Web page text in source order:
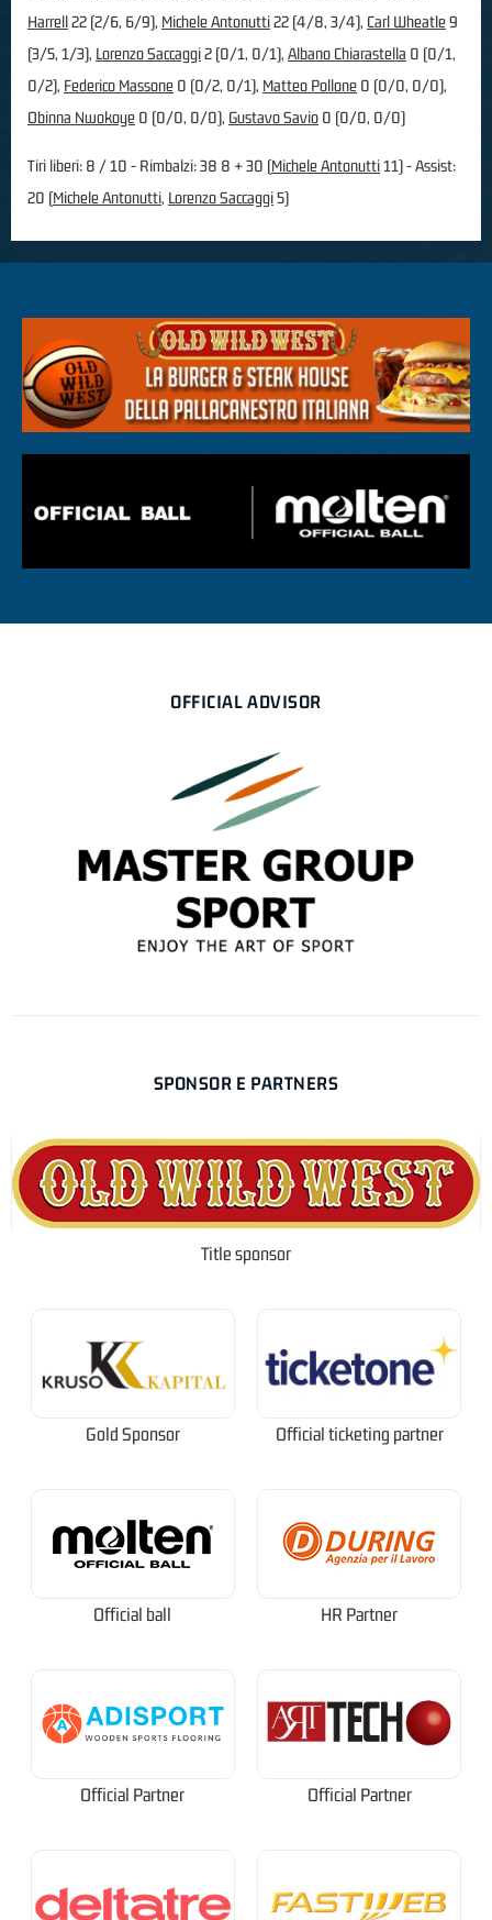
Harrell22 (2/6, 6/9), Michele Antonutti22 (4/8, 3/4), Carl Wheatle9
(3/5, 1/3), Lorenzo Saccaggi2 (0/1, 0/1), Albano Chiarastella 0 (0/1,
0/2), Federico Massone 0 (0/2, 0/1), Matteo Pollone 0 (0/0, 0/0),
Obinna Nwokoye 0 (0/0, 0/0), Gustavo Savio 0 (0/0, 0/0)
Tiri liberi: 8 / 10 - Rimbalzi: 38 8 + 30 (Michele Antonutti11) - Assist:
20 (Michele Antonutti, Lorenzo Saccaggi5)
OFFICIAL ADVISOR
SPONSOR E PARTNERS
Title sponsor
Gold Sponsor Official ticketing partner
Official ball HR Partner
Official Partner Official Partner